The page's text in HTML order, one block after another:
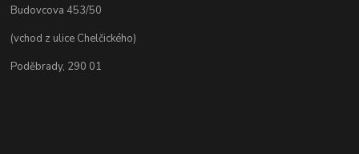
Budovcova 453/50
(vchod z ulice Chelčického)
Poděbrady, 290 01